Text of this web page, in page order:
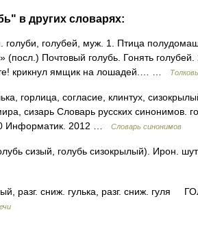
в других словарях:
голубей, муж. 1. Птица
(посл.) Почтовый голубь. Гонять
крикнул ямщик на лошадей.… …
горлица, согласие, клинтух,
сизарь Словарь русских синонимов.
Информатик. 2012 …
Словарь синонимов
сизый, голубь сизокрылый). Ирон.
сниж. гулька, разг. сниж. гуля